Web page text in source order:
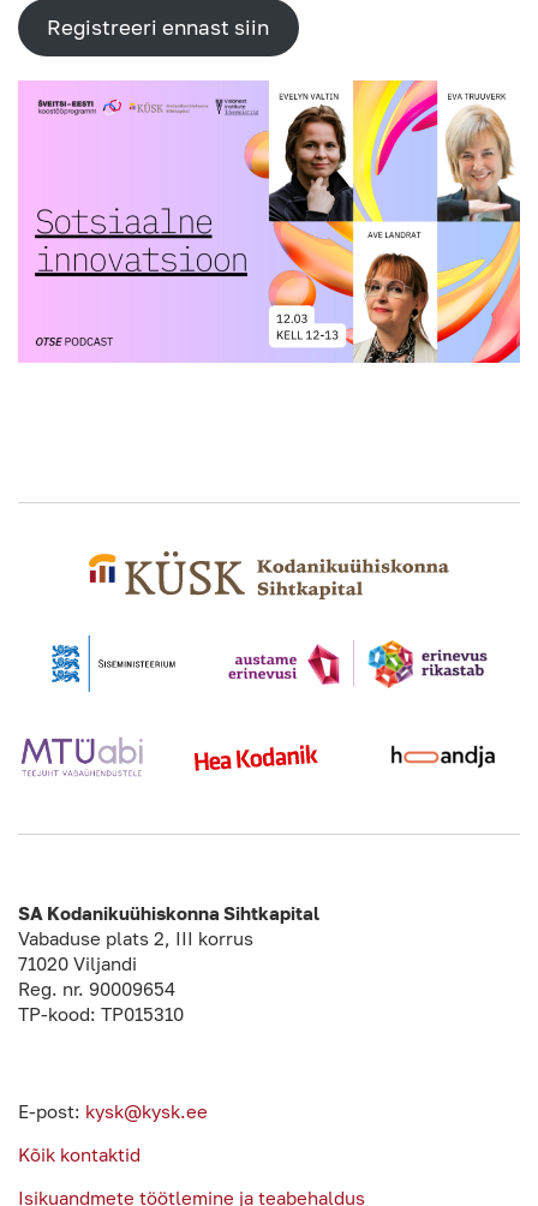
Registreeri ennast siin
SA Kodanikuühiskonna Sihtkapital
Vabaduse plats 2, III korrus
71020 Viljandi
Reg. nr. 90009654
TP-kood: TP015310
E-post: kysk@kysk.ee
Kõik kontaktid
Isikuandmete töötlemine ja teabehaldus